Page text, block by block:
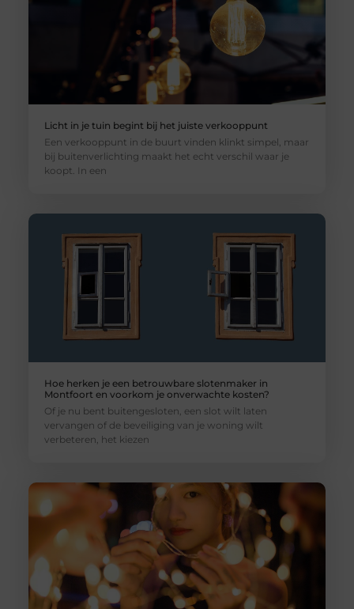
Licht in je tuin begint bij het juiste verkooppunt
Een verkooppunt in de buurt vinden klinkt simpel, maar
bij buitenverlichting maakt het echt verschil waar je
koopt. In een
Hoe herken je een betrouwbare slotenmaker in
Montfoort en voorkom je onverwachte kosten?
Of je nu bent buitengesloten, een slot wilt laten
vervangen of de beveiliging van je woning wilt
verbeteren, het kiezen